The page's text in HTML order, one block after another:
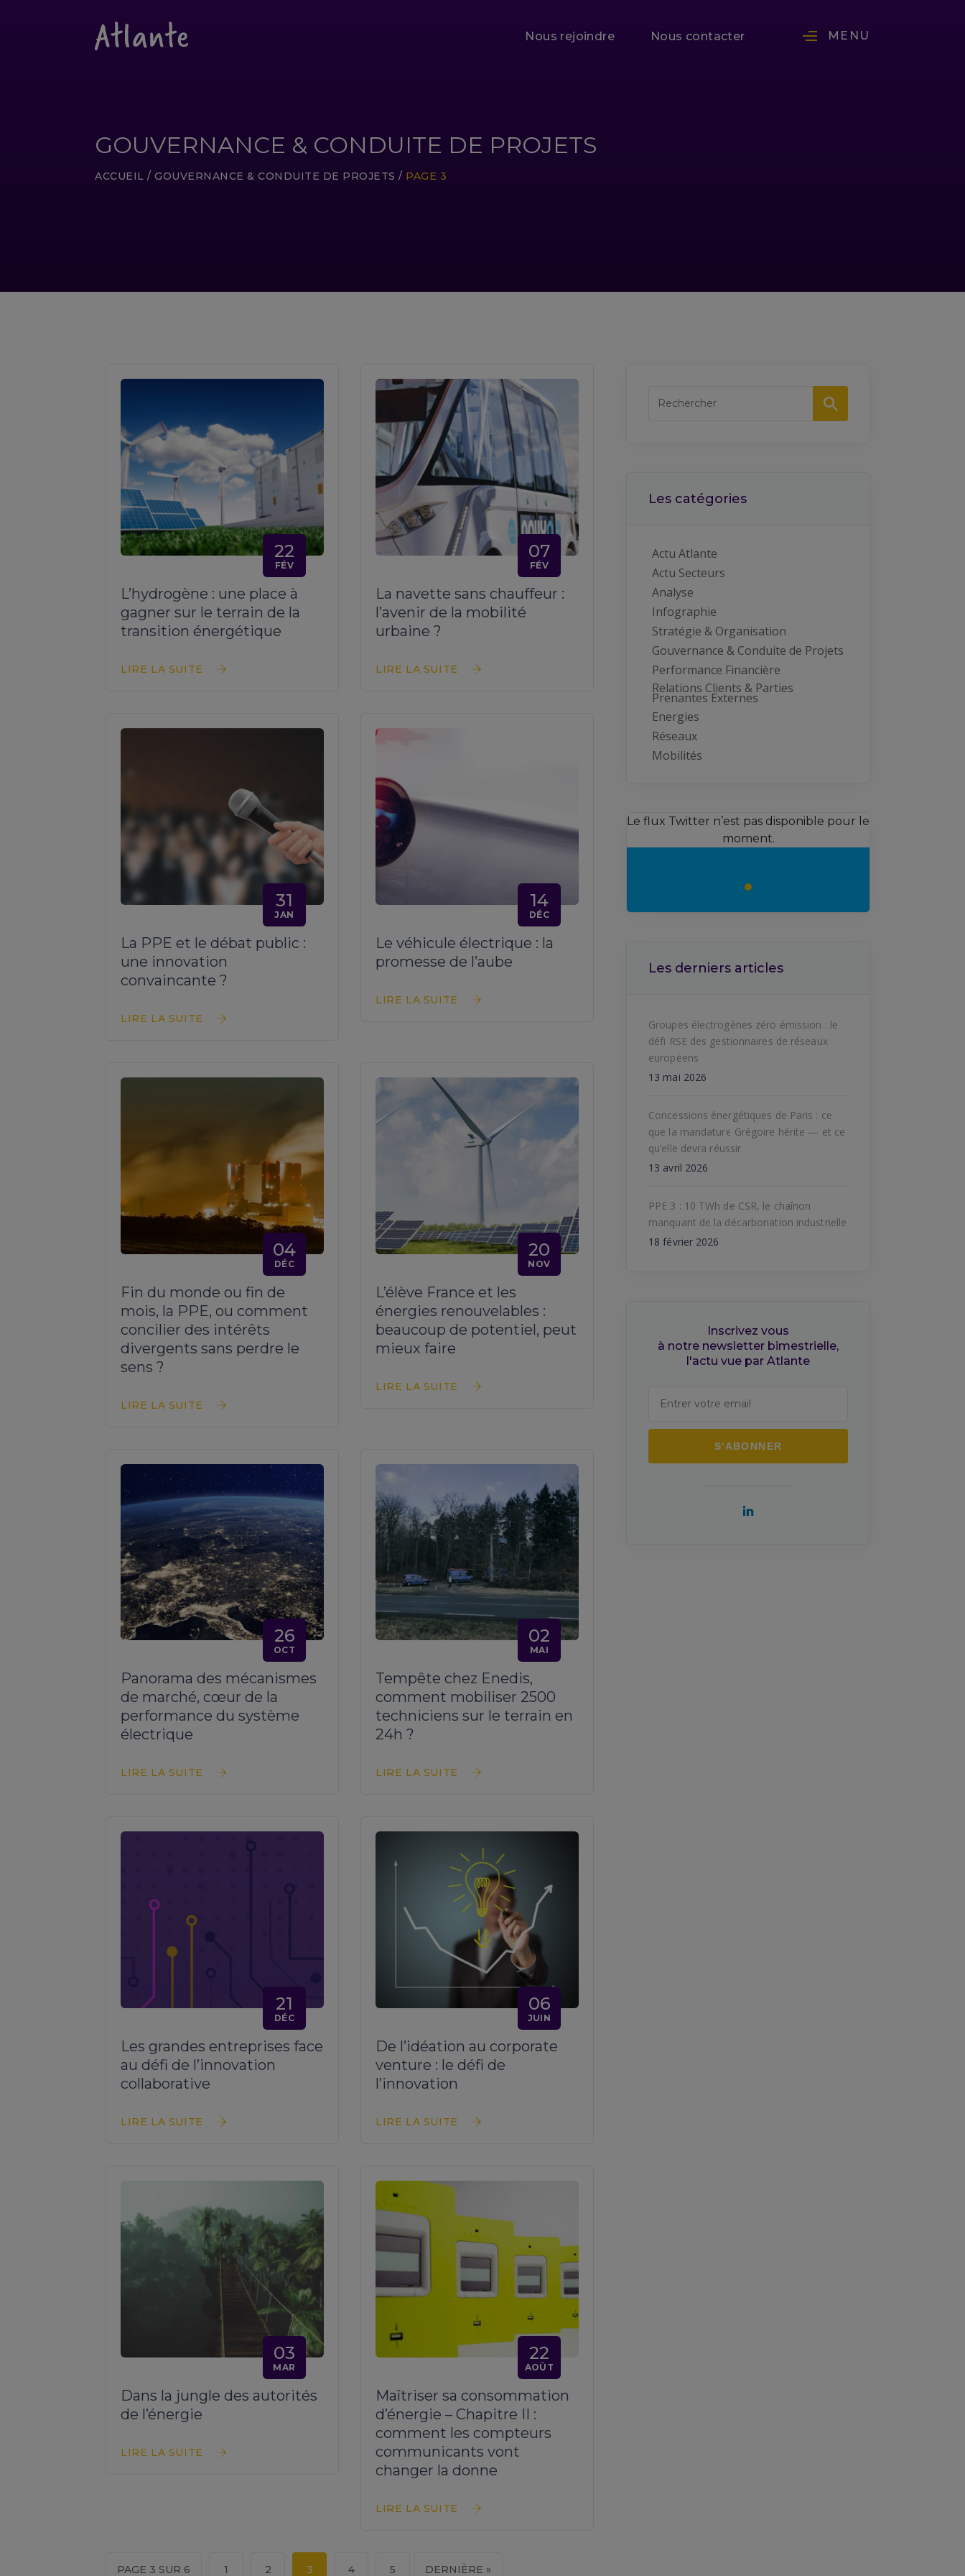
Nous rejoindre Nous contacter MENU
GOUVERNANCE & CONDUITE DE PROJETS
ACCUEIL / GOUVERNANCE & CONDUITE DE PROJETS / PAGE 3
22
FÉV
L’hydrogène : une place à
gagner sur le terrain de la
transition énergétique
LIRE LA SUITE
07
FÉV
La navette sans chauffeur :
l’avenir de la mobilité
urbaine ?
LIRE LA SUITE
31
JAN
La PPE et le débat public :
une innovation
convaincante ?
LIRE LA SUITE
14
DÉC
Le véhicule électrique : la
promesse de l’aube
LIRE LA SUITE
04
DÉC
Fin du monde ou fin de
mois, la PPE, ou comment
concilier des intérêts
divergents sans perdre le
sens ?
LIRE LA SUITE
20
NOV
L’élève France et les
énergies renouvelables :
beaucoup de potentiel, peut
mieux faire
LIRE LA SUITE
26
OCT
Panorama des mécanismes
de marché, cœur de la
performance du système
électrique
LIRE LA SUITE
02
MAI
Tempête chez Enedis,
comment mobiliser 2500
techniciens sur le terrain en
24h ?
LIRE LA SUITE
21
DÉC
Les grandes entreprises face
au défi de l’innovation
collaborative
LIRE LA SUITE
06
JUIN
De l’idéation au corporate
venture : le défi de
l’innovation
LIRE LA SUITE
03
MAR
Dans la jungle des autorités
de l’énergie
LIRE LA SUITE
22
AOÛT
Maîtriser sa consommation
d’énergie – Chapitre II :
comment les compteurs
communicants vont
changer la donne
LIRE LA SUITE
PAGE 3 SUR 6 1 2 3 4 5 DERNIÈRE »
Les catégories
Actu Atlante
Actu Secteurs
Analyse
Infographie
Stratégie & Organisation
Gouvernance & Conduite de Projets
Performance Financière
Relations Clients & Parties
Prenantes Externes
Energies
Réseaux
Mobilités
Le flux Twitter n’est pas disponible pour le
moment.
Les derniers articles
Groupes électrogènes zéro émission : le
défi RSE des gestionnaires de réseaux
européens
13 mai 2026
Concessions énergétiques de Paris : ce
que la mandature Grégoire hérite — et ce
qu’elle devra réussir
13 avril 2026
PPE 3 : 10 TWh de CSR, le chaînon
manquant de la décarbonation industrielle
18 février 2026
Inscrivez vous
à notre newsletter bimestrielle,
l'actu vue par Atlante